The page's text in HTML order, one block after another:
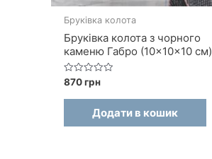
Бруківка колота
Бруківка колота з чорного
каменю Габро (10×10×10 см)
Оцінено
0
870грн
Додати в кошик